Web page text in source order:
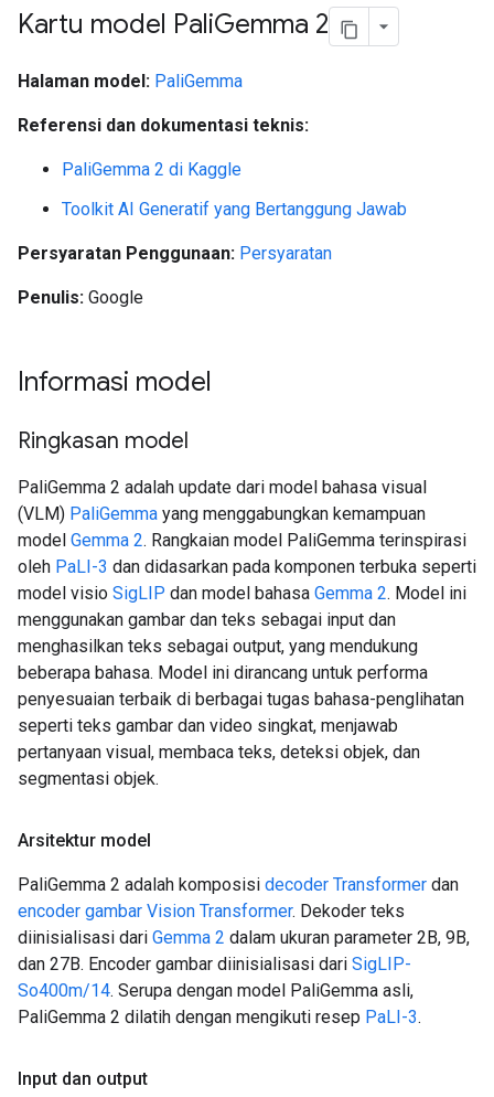
Kartu model PaliGemma 2
Halaman model: PaliGemma
Referensi dan dokumentasi teknis:
PaliGemma 2 di Kaggle
Toolkit AI Generatif yang Bertanggung Jawab
Persyaratan Penggunaan: Persyaratan
Penulis: Google
Informasi model
Ringkasan model
PaliGemma 2 adalah update dari model bahasa visual
(VLM) PaliGemma yang menggabungkan kemampuan
model Gemma 2. Rangkaian model PaliGemma terinspirasi
oleh PaLI-3 dan didasarkan pada komponen terbuka seperti
model visio SigLIP dan model bahasa Gemma 2. Model ini
menggunakan gambar dan teks sebagai input dan
menghasilkan teks sebagai output, yang mendukung
beberapa bahasa. Model ini dirancang untuk performa
penyesuaian terbaik di berbagai tugas bahasa-penglihatan
seperti teks gambar dan video singkat, menjawab
pertanyaan visual, membaca teks, deteksi objek, dan
segmentasi objek.
Arsitektur model
PaliGemma 2 adalah komposisi decoder Transformer dan
encoder gambar Vision Transformer. Dekoder teks
diinisialisasi dari Gemma 2 dalam ukuran parameter 2B, 9B,
dan 27B. Encoder gambar diinisialisasi dari SigLIP-
So400m/14. Serupa dengan model PaliGemma asli,
PaliGemma 2 dilatih dengan mengikuti resep PaLI-3.
Input dan output